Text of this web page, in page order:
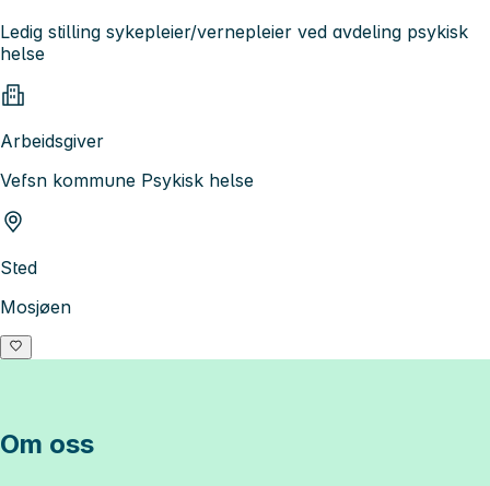
Ledig stilling sykepleier/vernepleier ved avdeling psykisk
helse
Arbeidsgiver
Vefsn kommune Psykisk helse
Sted
Mosjøen
Om oss